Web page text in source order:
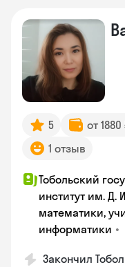
5 от
1 отзыв
Тобольский
институт им. Д.
математики,
информатики •
Закончил